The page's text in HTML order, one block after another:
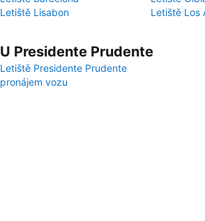
Letiště Lisabon
Letiště Los
U Presidente Prudente
Letiště Presidente Prudente
pronájem vozu